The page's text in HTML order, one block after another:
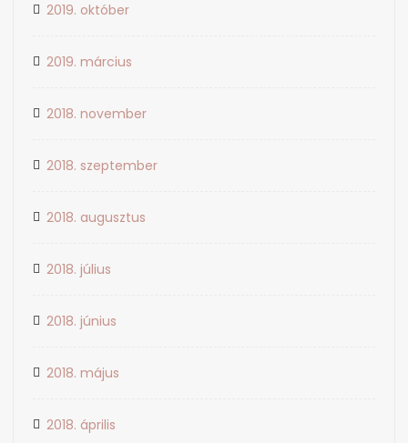
2019. október
2019. március
2018. november
2018. szeptember
2018. augusztus
2018. július
2018. június
2018. május
2018. április